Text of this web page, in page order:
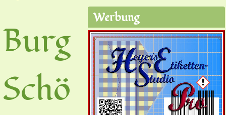
Burg
Schö
Werbung